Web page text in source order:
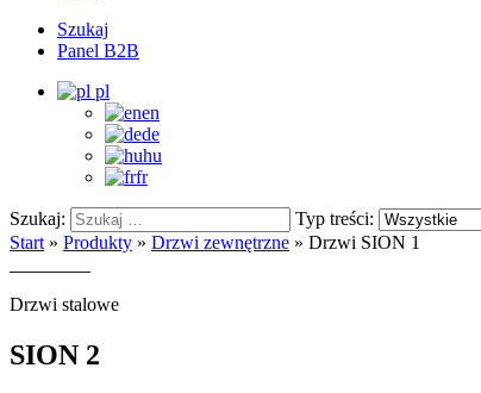
Szukaj
Panel B2B
pl
en
de
hu
fr
Szukaj: Typ treści:
Start » Produkty » Drzwi zewnętrzne » Drzwi SION 1
Drzwi stalowe
SION 2